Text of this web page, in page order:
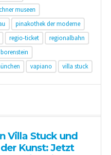
museen
pinakothek der moderne
regio-ticket
regionalbahn
vapiano villa stuck
Villa Stuck und
Kunst: Jetzt